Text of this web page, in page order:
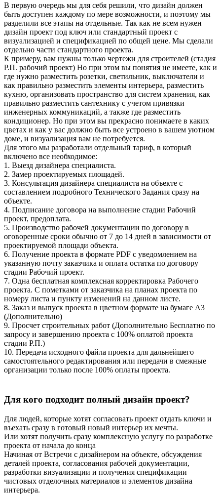
В первую очередь мы для себя решили, что дизайн должен
быть доступен каждому по мере возможности, и поэтому мы
разделили все этапы на отдельные. Так как не всем нужен
дизайн проект под ключ или стандартный проект с
визуализацией и спецификацией по общей цене. Мы сделали
отдельно части стандартного проекта.
К примеру, вам нужны только чертежи для строителей (стадия
Р.П. рабочий проект) Но при этом вы понятия не имеете, как и
где нужно разместить розетки, светильник, выключатели и
как правильно разместить элементы интерьера, разместить
кухню, организовать пространство для систем хранения, как
правильно разместить сантехнику с учетом привязки
инженерных коммуникаций, а также где разместить
кондиционер. Но при этом вы прекрасно понимаете в каких
цветах и как у вас должно быть все устроено в вашем уютном
доме, и визуализация вам не потребуется.
Для этого мы разработали отдельный тариф, в который
включено все необходимое:
1. Выезд дизайнера специалиста.
2. Замер проектируемых площадей.
3. Консультация дизайнера специалиста на объекте с
составлением подробного Технического Задания сразу на
объекте.
4. Подписание договора на выполнение стадии Рабочий
проект, предоплата.
5. Производство рабочей документации по договору в
оговоренные сроки обычно от 7 до 14 дней в зависимости от
проектируемой площади объекта.
6. Получение проекта в формате PDF с уведомлением на
указанную почту заказчика и оплата остатка по договору
стадии Рабочий проект.
7. Одна бесплатная комплексная корректировка Рабочего
проекта. С пометками от заказчика на планах проекта по
номеру листа и пункту изменений на данном листе.
8. Заказ и выпуск проекта в цветном формате на бумаге А3
(Дополнительно)
9. Просчет строительных работ (Дополнительно Бесплатно по
запросу и завершению проекта с 100% оплатой проекта
стадии Р.П.)
10. Передача исходного файла проекта для дальнейшего
самостоятельного редактирования или передачи в смежные
организации только после 100% оплаты проекта.
Для кого подходит полный дизайн проект?
Для людей, которые хотят согласовать проект отдать ключи и
въехать сразу в готовый новый интерьер их мечты.
Или хотят получить сразу комплексную услугу по разработке
проекта от начала до конца
Начиная от Встречи с дизайнером на объекте, обсуждения
деталей проекта, согласования рабочей документации,
разработки визуализации и получения спецификации
чистовых отделочных материалов и элементов дизайна
интерьера.